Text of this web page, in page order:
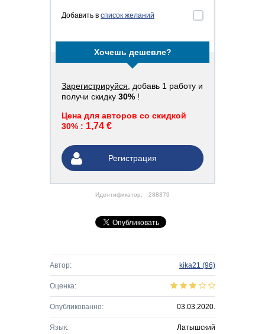
Добавить в список желаний
Хочешь дешевле?
Зарегистрируйся , добавь 1 работу и
получи скидку 30% !
Цена для авторов со скидкой
30% : 1,74 €
Регистрация
Идентификатор: 288379
Автор: kika21 (96)
Оценка:
Опубликованно: 03.03.2020.
Язык: Латышский